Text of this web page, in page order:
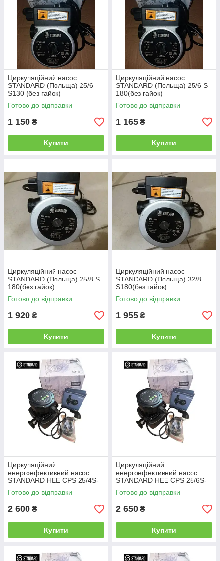
забруднення: накип, частинки іржі. У подібних випадках
система потребує ретельної промивки. Перед насосом
завжди потрібно встановлювати осадовий фільтр, який
оберігає пристрій від всіляких забруднень. Допустима
температура циклу не повинна перевищувати 110°C, а також
не повинна бути нижче +5 °C. Комплект поставки не включає
різьбові з'єднання.Їх потрібно купувати додатково. Мережева
вилка і шнур входять в комплект.
Циркуляційний насос
STANDARD (Польща) 25/6
S130 (без гайок)
Готово до відправки
1 150 ₴
Купити
Циркуляційний насос
STANDARD (Польща) 25/6 S
180(без гайок)
Готово до відправки
1 165 ₴
Купити
Циркуляційний насос
STANDARD (Польща) 25/8 S
180(без гайок)
Готово до відправки
1 920 ₴
Купити
Циркуляційний насос
STANDARD (Польща) 32/8
S180(без гайок)
Готово до відправки
1 955 ₴
Купити
Циркуляційний
енергоефективний насос
STANDARD HEE CPS 25/4S-
180
Готово до відправки
2 600 ₴
Купити
Циркуляційний
енергоефективний насос
STANDARD HEE CPS 25/6S-
130
Готово до відправки
2 650 ₴
Купити